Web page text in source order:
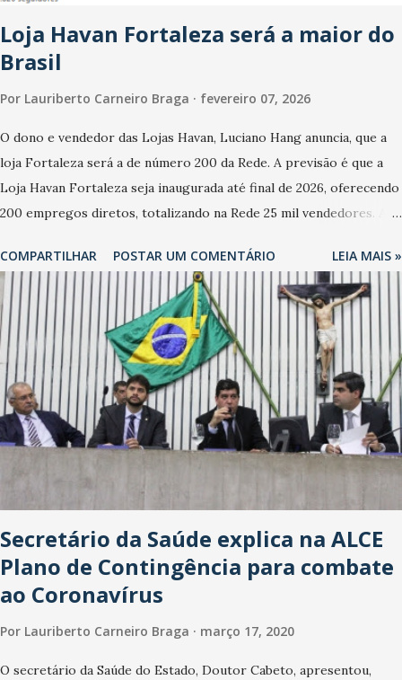
Em relação a outubro, o faturamento também cresceu. De acordo
com a pesquisa, 44% dos n...
Loja Havan Fortaleza será a maior do
Brasil
Por Lauriberto Carneiro Braga fevereiro 07, 2026
O dono e vendedor das Lojas Havan, Luciano Hang anuncia, que a
loja Fortaleza será a de número 200 da Rede. A previsão é que a
Loja Havan Fortaleza seja inaugurada até final de 2026, oferecendo
200 empregos diretos, totalizando na Rede 25 mil vendedores. A
oficialmente, mas fontes extraoficiais indicam, que será na Avenida
Washington Soares-Messejana. Uma coisa é certa: será a maior
loja Havan do Brasil.
COMPARTILHAR POSTAR UM COMENTÁRIO LEIA MAIS »
Secretário da Saúde explica na ALCE
Plano de Contingência para combate
ao Coronavírus
Por Lauriberto Carneiro Braga março 17, 2020
O secretário da Saúde do Estado, Doutor Cabeto, apresentou,